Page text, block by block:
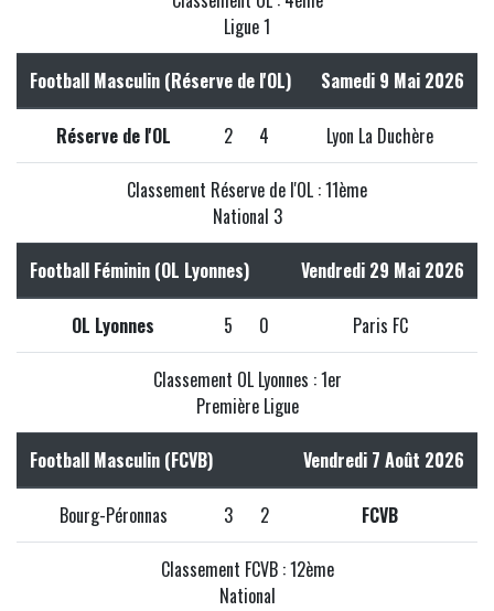
Ligue 1
Football Masculin (Réserve de l'OL) Samedi 9 Mai 2026
Réserve de l'OL 2 4 Lyon La Duchère
Classement Réserve de l'OL : 11ème
National 3
Football Féminin (OL Lyonnes) Vendredi 29 Mai 2026
OL Lyonnes 5 0 Paris FC
Classement OL Lyonnes : 1er
Première Ligue
Football Masculin (FCVB) Vendredi 7 Août 2026
Bourg-Péronnas 3 2 FCVB
Classement FCVB : 12ème
National